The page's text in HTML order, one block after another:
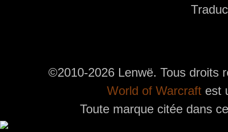
©2010-2026 Lenwë. Tous droits
World of Warcraftest
Toute marque citée dans
Utilisez l'adresse suivante pour accéder au calendrier des évènements depuis d'autres